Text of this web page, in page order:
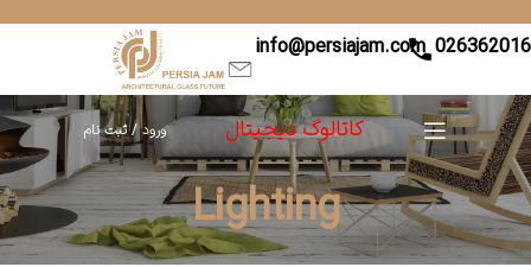
info@persiajam.com
کاتالوگ دیجیتال ورود / ثبت نام
Lighting